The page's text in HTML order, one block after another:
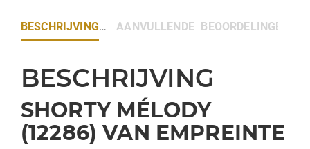
BESCHRIJVING AANVULLENDE INFORMATIE
BEOORDELINGEN (0)
BESCHRIJVING
SHORTY MÉLODY
(12286) VAN EMPREINTE